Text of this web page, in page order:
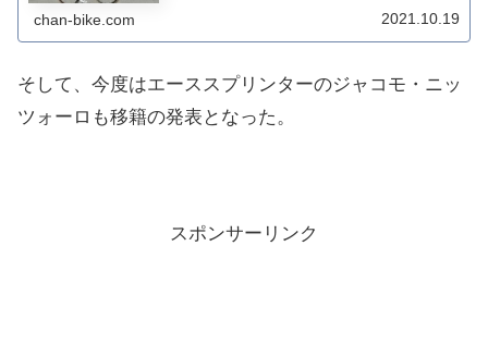
chan-bike.com 2021.10.19
そして、今度はエーススプリンターのジャコモ・ニッ
ツォーロも移籍の発表となった。
スポンサーリンク